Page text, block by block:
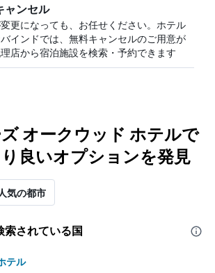
ャンセル
更になっても、お任せください。ホテル
インドでは、無料キャンセルのご用意が
店から宿泊施設を検索・予約できます
オークウッド ホテルで
良いオプションを発見
気の都市
索されている国
テル